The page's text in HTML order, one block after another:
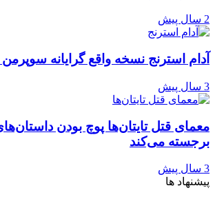
2 سال پیش
آدام استرنج نسخه واقع گرایانه
3 سال پیش
معمای قتل تایتان‌ها پوچ بودن
برجسته می‌کند
3 سال پیش
پیشنهاد ها